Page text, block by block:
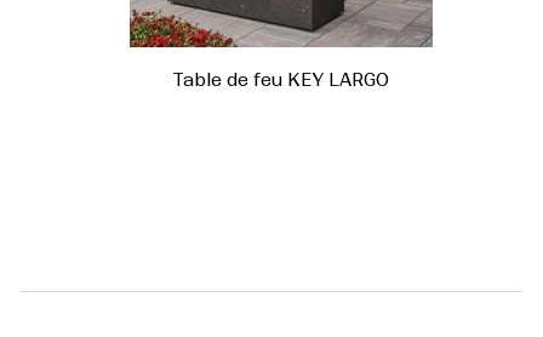
Table de feu KEY LARGO